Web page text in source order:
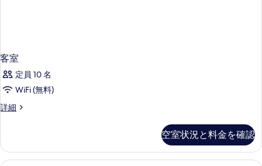
写
真
を
表
る
客室
定員 10 名
WiFi (無料)
詳細
客
細
空室状況と料金を確認